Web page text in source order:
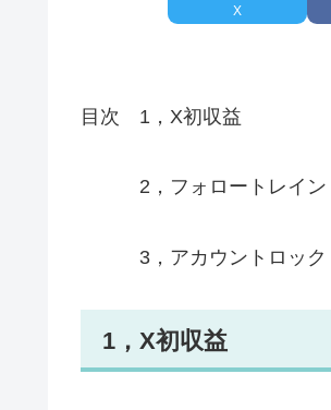
X
目次 1，X初収益
2，フォロートレイン
3，アカウントロック
1，X初収益